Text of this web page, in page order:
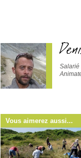
Salarié
Vous aimerez aussi...